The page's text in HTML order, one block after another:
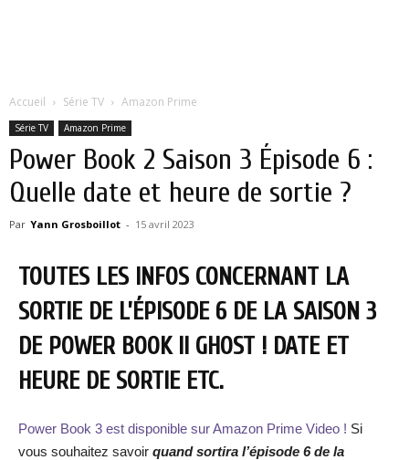
Accueil Série TV Amazon Prime
Série TV Amazon Prime
Power Book 2 Saison 3 Épisode 6 :
Quelle date et heure de sortie ?
Par Yann Grosboillot - 15 avril 2023
TOUTES LES INFOS CONCERNANT LA
SORTIE DE L’ÉPISODE 6 DE LA SAISON 3
DE POWER BOOK II GHOST ! DATE ET
HEURE DE SORTIE ETC.
Power Book 3 est disponible sur Amazon Prime Video ! Si
vous souhaitez savoir quand sortira l’épisode 6 de la